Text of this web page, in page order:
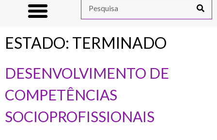
ESTADO: TERMINADO
DESENVOLVIMENTO DE
COMPETÊNCIAS
SOCIOPROFISSIONAIS